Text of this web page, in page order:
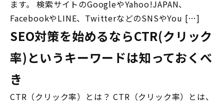
ます。 検索サイトのGoogleやYahoo!JAPAN、
FacebookやLINE、TwitterなどのSNSやYou […]
SEO対策を始めるならCTR(クリック
率)というキーワードは知っておくべ
き
CTR（クリック率）とは？ CTR（クリック率）とは、